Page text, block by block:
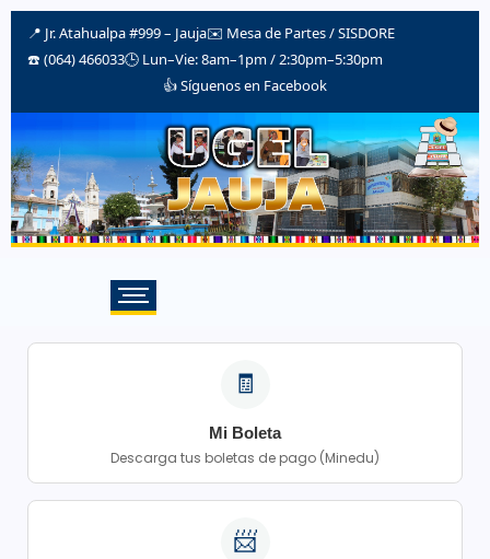
📍 Jr. Atahualpa #999 – Jauja✉️ Mesa de Partes / SISDORE
☎️ (064) 466033🕒 Lun–Vie: 8am–1pm / 2:30pm–5:30pm
👍 Síguenos en Facebook
🧾
Mi Boleta
Descarga tus boletas de pago (Minedu)
📨